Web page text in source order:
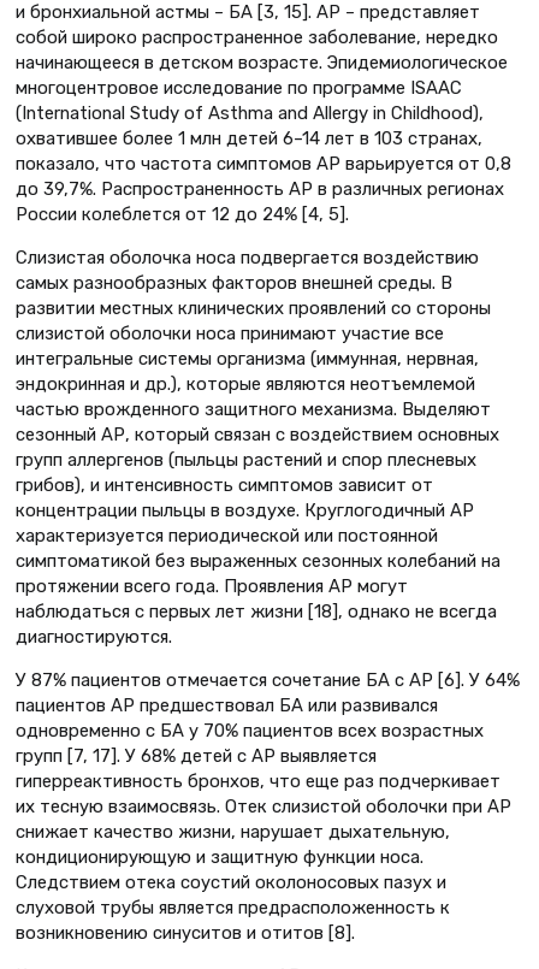
и бронхиальной астмы – БА [3, 15]. АР – представляет
собой широко распространенное заболевание, нередко
начинающееся в детском возрасте. Эпидемиологическое
многоцентровое исследование по программе ISAAC
(International Study of Asthma and Allergy in Childhood),
охватившее более 1 млн детей 6–14 лет в 103 странах,
показало, что частота симптомов АР варьируется от 0,8
до 39,7%. Распространенность АР в различных регионах
России колеблется от 12 до 24% [4, 5].
Слизистая оболочка носа подвергается воздействию
самых разнообразных факторов внешней среды. В
развитии местных клинических проявлений со стороны
слизистой оболочки носа принимают участие все
интегральные системы организма (иммунная, нервная,
эндокринная и др.), которые являются неотъемлемой
частью врожденного защитного механизма. Выделяют
сезонный АР, который связан с воздействием основных
групп аллергенов (пыльцы растений и спор плесневых
грибов), и интенсивность симптомов зависит от
концентрации пыльцы в воздухе. Круглогодичный АР
характеризуется периодической или постоянной
симптоматикой без выраженных сезонных колебаний на
протяжении всего года. Проявления АР могут
наблюдаться с первых лет жизни [18], однако не всегда
диагностируются.
У 87% пациентов отмечается сочетание БА с АР [6]. У 64%
пациентов АР предшествовал БА или развивался
одновременно с БА у 70% пациентов всех возрастных
групп [7, 17]. У 68% детей с АР выявляется
гиперреактивность бронхов, что еще раз подчеркивает
их тесную взаимосвязь. Отек слизистой оболочки при АР
снижает качество жизни, нарушает дыхательную,
кондиционирующую и защитную функции носа.
Следствием отека соустий околоносовых пазух и
слуховой трубы является предрасположенность к
возникновению синуситов и отитов [8].